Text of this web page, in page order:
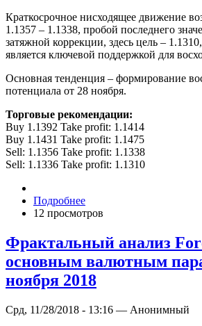
Краткосрочное нисходящее движение
1.1357 – 1.1338, пробой последнего
затяжной коррекции, здесь цель –
является ключевой поддержкой для
Основная тенденция – формирование
потенциала от 28 ноября.
Торговые рекомендации:
Buy 1.1392 Take profit: 1.1414
Buy 1.1431 Take profit: 1.1475
Sell: 1.1356 Take profit: 1.1338
Sell: 1.1336 Take profit: 1.1310
Подробнее
12 просмотров
Фрактальный анализ
основным валютным
ноября 2018
Срд, 11/28/2018 - 13:16 — Анонимный